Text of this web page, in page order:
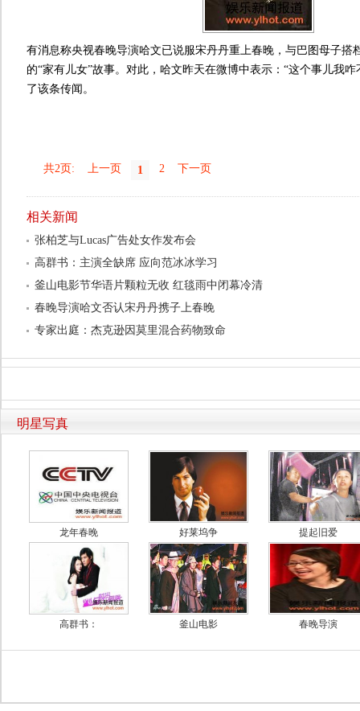
有消息称央视春晚导演哈文已说服宋丹丹重上春晚，与巴图母子搭
的“家有儿女”故事。对此，哈文昨天在微博中表示：“这个事儿我
了该条传闻。
共2页: 上一页 1 2 下一页
相关新闻
张柏芝与Lucas广告处女作发布会
高群书：主演全缺席 应向范冰冰学习
釜山电影节华语片颗粒无收 红毯雨中闭幕冷清
春晚导演哈文否认宋丹丹携子上春晚
专家出庭：杰克逊因莫里混合药物致命
明星写真
龙年春晚 好莱坞争 提起旧爱
高群书： 釜山电影 春晚导演